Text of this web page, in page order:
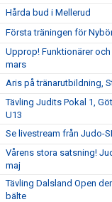
Hårda bud i Mellerud
Första träningen för
Upprop! Funktionärer
mars
Aris på tränarutbildning,
Tävling Judits Pokal 1,
U13
Se livestream från Judo-
Vårens stora satsning!
maj
Tävling Dalsland Open
bälte